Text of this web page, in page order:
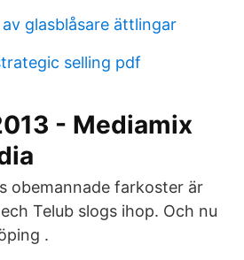
glasblåsare ättlingar
selling pdf
- Mediamix
obemannade farkoster är
Telub slogs ihop. Och nu
.